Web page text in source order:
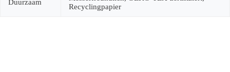
Duurzaam
Recyclingpapier